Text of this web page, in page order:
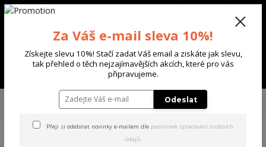
Menu
+420 702 136 620
TRIKA & TÍLKA
Yakuza pánské tričko s dlouhým
rukávem Guerrero Longsleeve T-Shirt black 3XL
Za Váš e-mail sleva 10%!
Získejte slevu 10%! Stačí zadat Váš email a ziskáte jak slevu,
tak přehled o těch nejzajímavějších akcích, které pro vás
připravujeme.
Odeslat
Přeji si odebírat novinky e-mailem dle podmínek zpracování osobních
údajů.